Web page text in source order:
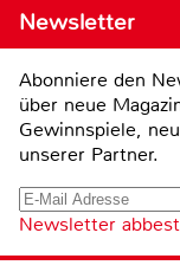
Newsletter
Abonniere den
über neue
Gewinnspiele,
unserer Partner.
Newsletter